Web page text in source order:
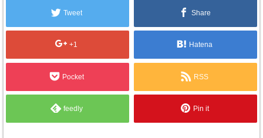
Tweet Share
+1 Hatena
Pocket RSS
feedly Pin it